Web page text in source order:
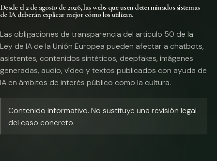
Desde el 2 de agosto de 2026, las webs que usen determinados sistemas
de IA deberán explicar mejor cómo los utilizan.
Las obligaciones de transparencia del artículo 50 de la
Ley de IA de la Unión Europea pueden afectar a chatbots,
asistentes, contenidos sintéticos, deepfakes, imágenes
generadas, audio, vídeo y textos publicados con ayuda de
IA en ámbitos de interés público como la cultura.
Contenido informativo. No sustituye una revisión legal
del caso concreto.